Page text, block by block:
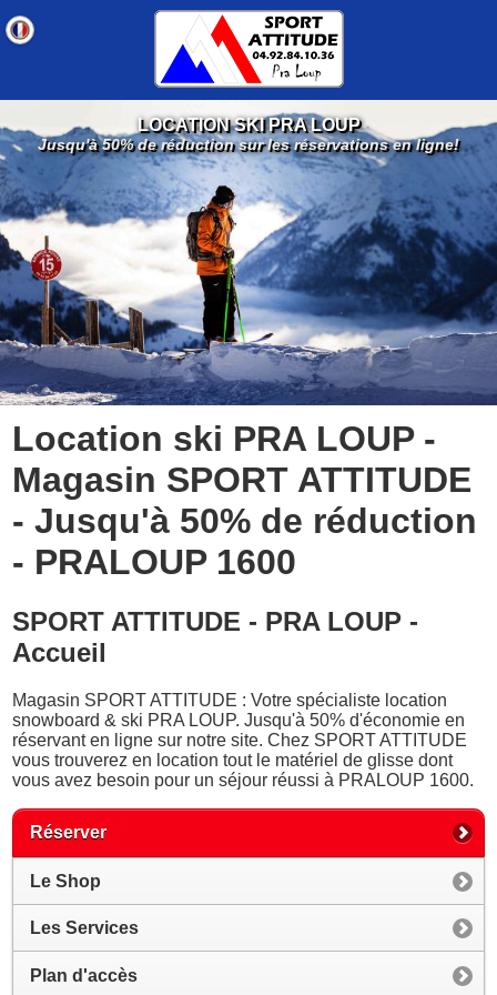
LOCATION SKI PRA LOUP
Jusqu'à 50% de réduction sur les réservations en ligne!
Location ski PRA LOUP -
Magasin SPORT ATTITUDE
- Jusqu'à 50% de réduction
- PRALOUP 1600
SPORT ATTITUDE - PRA LOUP -
Accueil
Magasin SPORT ATTITUDE : Votre spécialiste location
snowboard & ski PRA LOUP. Jusqu'à 50% d'économie en
réservant en ligne sur notre site. Chez SPORT ATTITUDE
vous trouverez en location tout le matériel de glisse dont
vous avez besoin pour un séjour réussi à PRALOUP 1600.
Réserver
Le Shop
Les Services
Plan d'accès